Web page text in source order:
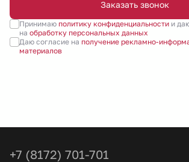
Заказать звонок
Принимаю политику конфиденциальностии
на обработку персональных данных
Даю согласие на получение рекламно-
материалов
+7 (8172) 701-701